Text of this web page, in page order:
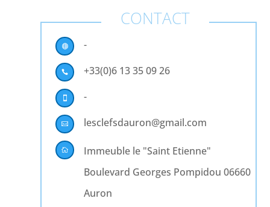
CONTACT
 -
 +33(0)6 13 35 09 26
 -
 lesclefsdauron@gmail.com

Immeuble le "Saint Etienne"
Boulevard Georges Pompidou 06660
Auron